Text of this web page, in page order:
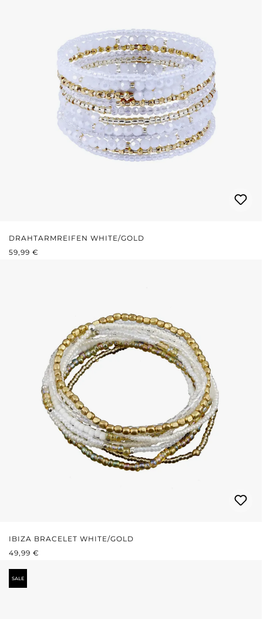
DRAHTARMREIFEN WHITE/GOLD
REGULÄRER PREIS:
59,99 €
IBIZA BRACELET WHITE/GOLD
REGULÄRER PREIS:
49,99 €
SALE